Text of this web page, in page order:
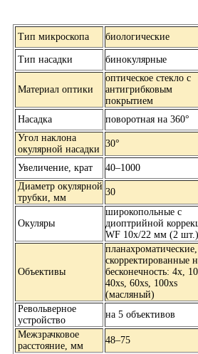
Тип микроскопа биологические
Тип насадки бинокулярные
Материал оптики
оптическое стекло с
антигрибковым
покрытием
Насадка
поворотная на 360°
Угол наклона
окулярной насадки
30°
Увеличение, крат
40–1000
Диаметр окулярной
трубки, мм
30
Окуляры
широкопольные с
диоптрийной
WF 10х/22 мм (2 шт.)
Объективы
планахроматические,
скорректированные
бесконечность: 4x,
40xs, 60xs, 100xs
(масляный)
Револьверное
устройство
на 5 объективов
Межзрачковое
расстояние, мм
48–75